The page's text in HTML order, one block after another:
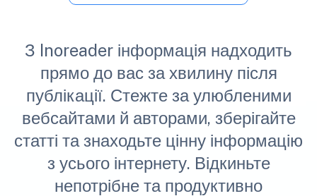
З Inoreader інформація надходить
прямо до вас за хвилину після
публікації. Стежте за улюбленими
вебсайтами й авторами, зберігайте
статті та знаходьте цінну інформацію
з усього інтернету. Відкиньте
непотрібне та продуктивно